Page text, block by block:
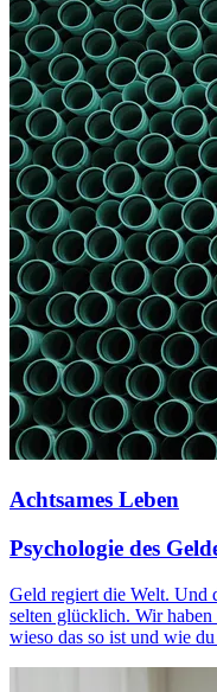
Achtsames Leben
Psychologie des
Geld regiert die Welt. Und
selten glücklich. Wir haben
wieso das so ist und wie